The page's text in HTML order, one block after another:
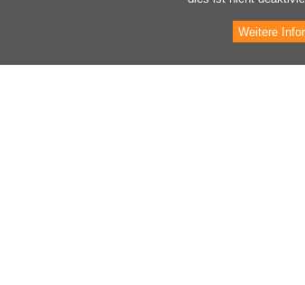
Weitere